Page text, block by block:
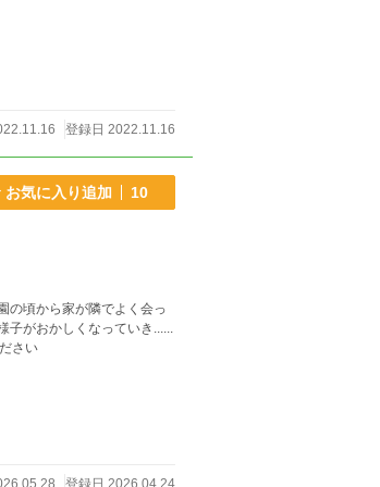
登録日 2022.11.16
お気に入り追加 10
の頃から家が隣でよく会っ
子がおかしくなっていき......
さい
登録日 2026.04.24